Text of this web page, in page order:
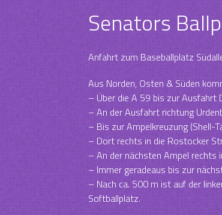
Senators
Anfahrt zum Baseballplatz
Aus Norden, Osten & Süden
– Über die A 59 bis zur Ausfahrt
– An der Ausfahrt richtung
– Bis zur Ampelkreuzung (Shell-
– Dort rechts in die Rostocker
– An der nächsten Ampel rechts
– Immer geradeaus bis zur
– Nach ca. 500 m ist auf der
Softballplatz.